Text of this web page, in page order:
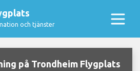
och tjänster
på Trondheim Flygplats